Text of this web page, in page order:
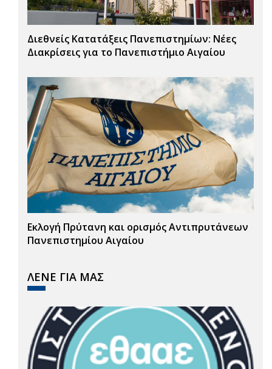
Διεθνείς Κατατάξεις Πανεπιστημίων: Νέες
Διακρίσεις για το Πανεπιστήμιο Αιγαίου
Εκλογή Πρύτανη και ορισμός Αντιπρυτάνεων
Πανεπιστημίου Αιγαίου
ΛΕΝΕ ΓΙΑ ΜΑΣ